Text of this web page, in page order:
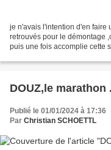
je n'avais l'intention d'en faire
retrouvés pour le démontage
puis une fois accomplie cette
DOUZ,le marathon
Publié le 01/01/2024 à 17:36
Par Christian SCHOETTL